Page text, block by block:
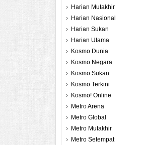
Harian Mutakhir
Harian Nasional
Harian Sukan
Harian Utama
Kosmo Dunia
Kosmo Negara
Kosmo Sukan
Kosmo Terkini
Kosmo! Online
Metro Arena
Metro Global
Metro Mutakhir
Metro Setempat